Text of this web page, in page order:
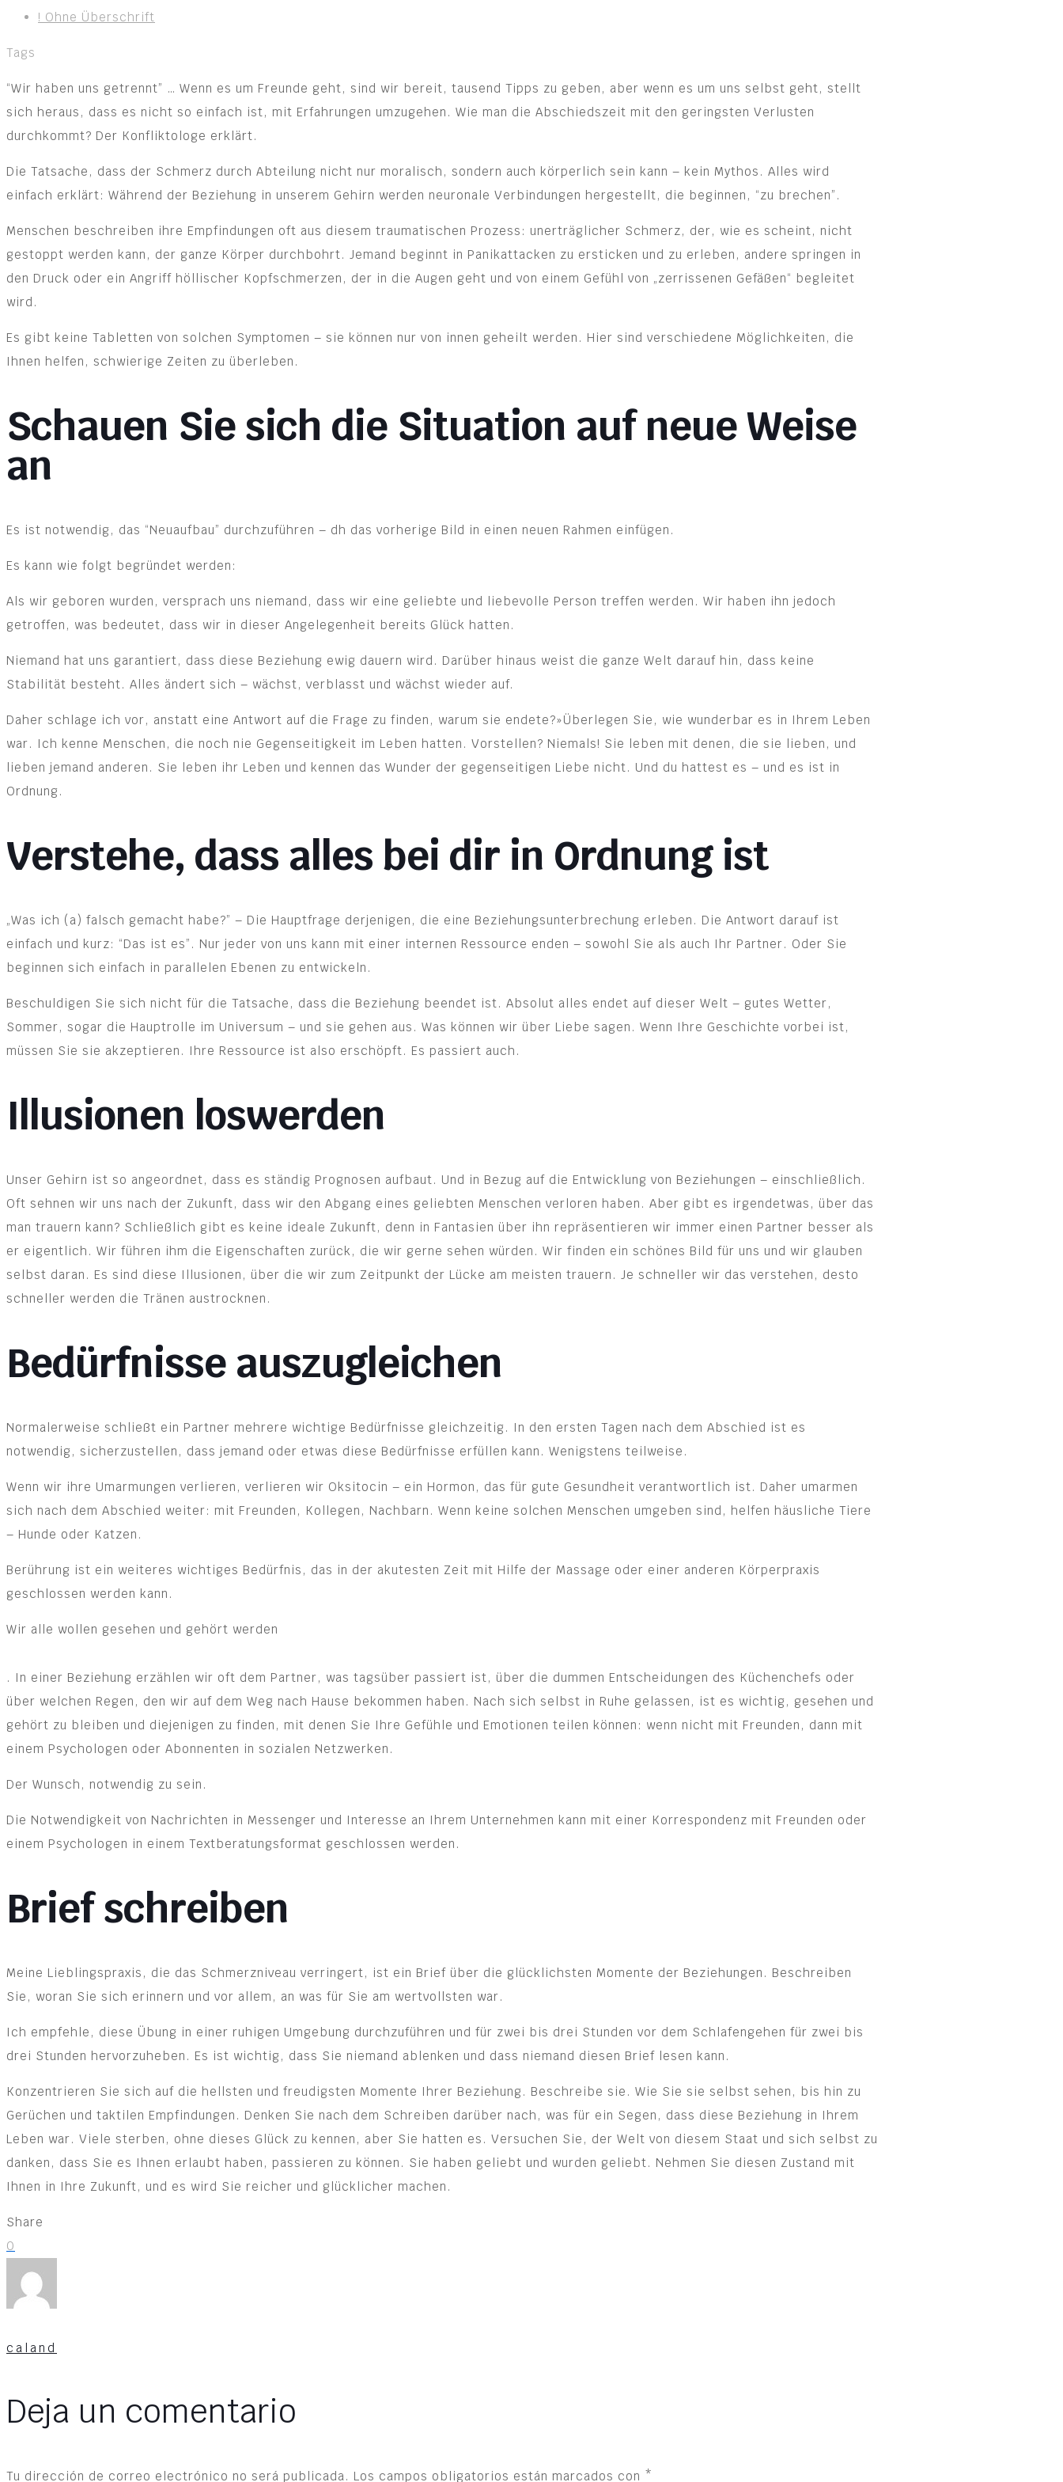
! Ohne Überschrift
Tags
“Wir haben uns getrennt” … Wenn es um Freunde geht, sind wir bereit, tausend Tipps zu geben, aber wenn es um uns selbst geht, stellt
sich heraus, dass es nicht so einfach ist, mit Erfahrungen umzugehen. Wie man die Abschiedszeit mit den geringsten Verlusten
durchkommt? Der Konfliktologe erklärt.
Die Tatsache, dass der Schmerz durch Abteilung nicht nur moralisch, sondern auch körperlich sein kann – kein Mythos. Alles wird
einfach erklärt: Während der Beziehung in unserem Gehirn werden neuronale Verbindungen hergestellt, die beginnen, “zu brechen”.
Menschen beschreiben ihre Empfindungen oft aus diesem traumatischen Prozess: unerträglicher Schmerz, der, wie es scheint, nicht
gestoppt werden kann, der ganze Körper durchbohrt. Jemand beginnt in Panikattacken zu ersticken und zu erleben, andere springen in
den Druck oder ein Angriff höllischer Kopfschmerzen, der in die Augen geht und von einem Gefühl von „zerrissenen Gefäßen“ begleitet
wird.
Es gibt keine Tabletten von solchen Symptomen – sie können nur von innen geheilt werden. Hier sind verschiedene Möglichkeiten, die
Ihnen helfen, schwierige Zeiten zu überleben.
Schauen Sie sich die Situation auf neue Weise
an
Es ist notwendig, das “Neuaufbau” durchzuführen – dh das vorherige Bild in einen neuen Rahmen einfügen.
Es kann wie folgt begründet werden:
Als wir geboren wurden, versprach uns niemand, dass wir eine geliebte und liebevolle Person treffen werden. Wir haben ihn jedoch
getroffen, was bedeutet, dass wir in dieser Angelegenheit bereits Glück hatten.
Niemand hat uns garantiert, dass diese Beziehung ewig dauern wird. Darüber hinaus weist die ganze Welt darauf hin, dass keine
Stabilität besteht. Alles ändert sich – wächst, verblasst und wächst wieder auf.
Daher schlage ich vor, anstatt eine Antwort auf die Frage zu finden, warum sie endete?»Überlegen Sie, wie wunderbar es in Ihrem Leben
war. Ich kenne Menschen, die noch nie Gegenseitigkeit im Leben hatten. Vorstellen? Niemals! Sie leben mit denen, die sie lieben, und
lieben jemand anderen. Sie leben ihr Leben und kennen das Wunder der gegenseitigen Liebe nicht. Und du hattest es – und es ist in
Ordnung.
Verstehe, dass alles bei dir in Ordnung ist
„Was ich (a) falsch gemacht habe?” – Die Hauptfrage derjenigen, die eine Beziehungsunterbrechung erleben. Die Antwort darauf ist
einfach und kurz: “Das ist es”. Nur jeder von uns kann mit einer internen Ressource enden – sowohl Sie als auch Ihr Partner. Oder Sie
beginnen sich einfach in parallelen Ebenen zu entwickeln.
Beschuldigen Sie sich nicht für die Tatsache, dass die Beziehung beendet ist. Absolut alles endet auf dieser Welt – gutes Wetter,
Sommer, sogar die Hauptrolle im Universum – und sie gehen aus. Was können wir über Liebe sagen. Wenn Ihre Geschichte vorbei ist,
müssen Sie sie akzeptieren. Ihre Ressource ist also erschöpft. Es passiert auch.
Illusionen loswerden
Unser Gehirn ist so angeordnet, dass es ständig Prognosen aufbaut. Und in Bezug auf die Entwicklung von Beziehungen – einschließlich.
Oft sehnen wir uns nach der Zukunft, dass wir den Abgang eines geliebten Menschen verloren haben. Aber gibt es irgendetwas, über das
man trauern kann? Schließlich gibt es keine ideale Zukunft, denn in Fantasien über ihn repräsentieren wir immer einen Partner besser als
er eigentlich. Wir führen ihm die Eigenschaften zurück, die wir gerne sehen würden. Wir finden ein schönes Bild für uns und wir glauben
selbst daran. Es sind diese Illusionen, über die wir zum Zeitpunkt der Lücke am meisten trauern. Je schneller wir das verstehen, desto
schneller werden die Tränen austrocknen.
Bedürfnisse auszugleichen
Normalerweise schließt ein Partner mehrere wichtige Bedürfnisse gleichzeitig. In den ersten Tagen nach dem Abschied ist es
notwendig, sicherzustellen, dass jemand oder etwas diese Bedürfnisse erfüllen kann. Wenigstens teilweise.
Wenn wir ihre Umarmungen verlieren, verlieren wir Oksitocin – ein Hormon, das für gute Gesundheit verantwortlich ist. Daher umarmen
sich nach dem Abschied weiter: mit Freunden, Kollegen, Nachbarn. Wenn keine solchen Menschen umgeben sind, helfen häusliche Tiere
– Hunde oder Katzen.
Berührung ist ein weiteres wichtiges Bedürfnis, das in der akutesten Zeit mit Hilfe der Massage oder einer anderen Körperpraxis
geschlossen werden kann.
Wir alle wollen gesehen und gehört werden
. In einer Beziehung erzählen wir oft dem Partner, was tagsüber passiert ist, über die dummen Entscheidungen des Küchenchefs oder
über welchen Regen, den wir auf dem Weg nach Hause bekommen haben. Nach sich selbst in Ruhe gelassen, ist es wichtig, gesehen und
gehört zu bleiben und diejenigen zu finden, mit denen Sie Ihre Gefühle und Emotionen teilen können: wenn nicht mit Freunden, dann mit
einem Psychologen oder Abonnenten in sozialen Netzwerken.
Der Wunsch, notwendig zu sein.
Die Notwendigkeit von Nachrichten in Messenger und Interesse an Ihrem Unternehmen kann mit einer Korrespondenz mit Freunden oder
einem Psychologen in einem Textberatungsformat geschlossen werden.
Brief schreiben
Meine Lieblingspraxis, die das Schmerzniveau verringert, ist ein Brief über die glücklichsten Momente der Beziehungen. Beschreiben
Sie, woran Sie sich erinnern und vor allem, an was für Sie am wertvollsten war.
Ich empfehle, diese Übung in einer ruhigen Umgebung durchzuführen und für zwei bis drei Stunden vor dem Schlafengehen für zwei bis
drei Stunden hervorzuheben. Es ist wichtig, dass Sie niemand ablenken und dass niemand diesen Brief lesen kann.
Konzentrieren Sie sich auf die hellsten und freudigsten Momente Ihrer Beziehung. Beschreibe sie. Wie Sie sie selbst sehen, bis hin zu
Gerüchen und taktilen Empfindungen. Denken Sie nach dem Schreiben darüber nach, was für ein Segen, dass diese Beziehung in Ihrem
Leben war. Viele sterben, ohne dieses Glück zu kennen, aber Sie hatten es. Versuchen Sie, der Welt von diesem Staat und sich selbst zu
danken, dass Sie es Ihnen erlaubt haben, passieren zu können. Sie haben geliebt und wurden geliebt. Nehmen Sie diesen Zustand mit
Ihnen in Ihre Zukunft, und es wird Sie reicher und glücklicher machen.
Share
0
caland
Deja un comentario
Tu dirección de correo electrónico no será publicada. Los campos obligatorios están marcados con *